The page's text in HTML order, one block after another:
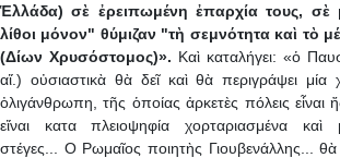
Ἑλλάδα) σὲ ἐρειπωμένη ἐπαρχία τους,
λίθοι μόνον" θύμιζαν "τὴ σεμνότητα καὶ τὸ
(Δίων Χρυσόστομος)». Καὶ καταλήγει: «ὁ
αἵ.) οὐσιαστικὰ θὰ δεῖ καὶ θὰ περιγράψει
ὀλιγάνθρωπη, τῆς ὁποίας ἀρκετὲς πόλεις εἶναι
εἴναι κατα πλειοψηφία χορταριασμένα καὶ
στέγες... Ο Ρωμαῖος ποιητὴς Γιουβενάλλης... θὰ